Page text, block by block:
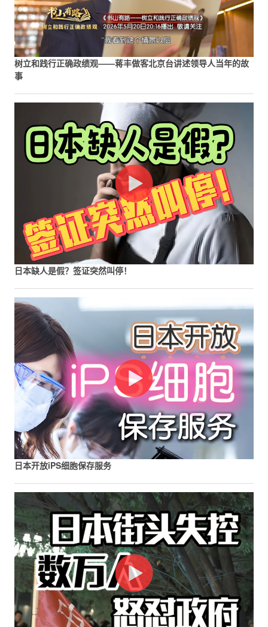
树立和践行正确政绩观——蒋丰做客北京台讲述领导人当年的故
事
日本缺人是假？签证突然叫停！
日本开放iPS细胞保存服务